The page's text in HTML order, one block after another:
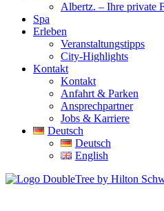
Albertz. – Ihre private
Spa
Erleben
Veranstaltungstipps
City-Highlights
Kontakt
Kontakt
Anfahrt & Parken
Ansprechpartner
Jobs & Karriere
Deutsch
Deutsch
English